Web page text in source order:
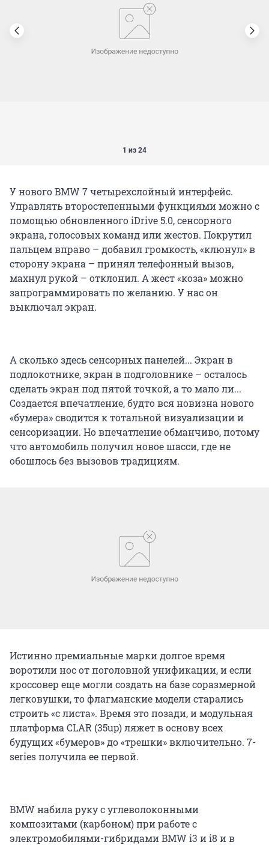
1 из 24
У нового BMW 7 четырехслойный интерфейс.
Управлять второстепенными функциями можно с
помощью обновленного iDrive 5.0, сенсорного
экрана, голосовых команд или жестов. Покрутил
пальцем вправо – добавил громкость, «клюнул» в
сторону экрана – принял телефонный вызов,
махнул рукой – отклонил. А жест «коза» можно
запрограммировать по желанию. У нас он
выключал экран.
А сколько здесь сенсорных панелей... Экран в
подлокотнике, экран в подголовнике – осталось
сделать экран под пятой точкой, а то мало ли...
Создается впечатление, будто вся новизна нового
«бумера» сводится к тотальной визуализации и
сенсоризации. Но впечатление обманчиво, потому
что автомобиль получил новое шасси, где не
обошлось без вызовов традициям.
Истинно премиальные марки долгое время
воротили нос от поголовной унификации, и если
кроссовер еще могли создать на базе соразмерной
легковушки, то флагманские модели старались
строить «с листа». Время это позади, и модульная
платформа CLAR (35up) ляжет в основу всех
будущих «бумеров» до «трешки» включительно. 7-
series получила ее первой.
BMW набила руку с углеволоконными
композитами (карбоном) при работе с
электромобилями-гибридами BMW i3 и i8 и в